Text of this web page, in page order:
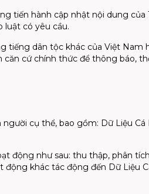
tiến hành cập nhật nội dung của
luật có yêu cầu.
tiếng dân tộc khác của Việt Nam
cứ chính thức để thông báo,
cụ thể, bao gồm: Dữ Liệu Cá
động như sau: thu thập, phân
động khác tác động đến Dữ Liệu